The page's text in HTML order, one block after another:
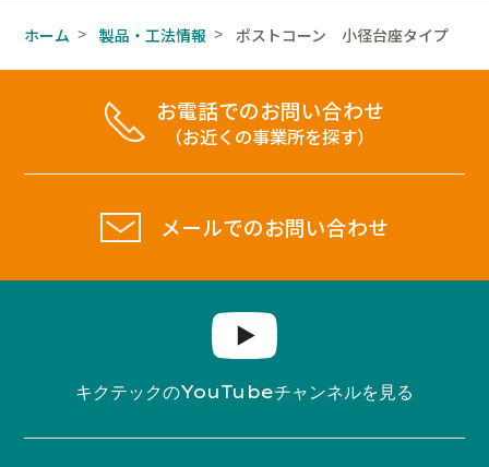
ホーム > 製品・工法情報 > ポストコーン 小径台座タイプ
お電話でのお問い合わせ
（お近くの事業所を探す）
メールでのお問い合わせ
キクテックのYouTubeチャンネルを見る